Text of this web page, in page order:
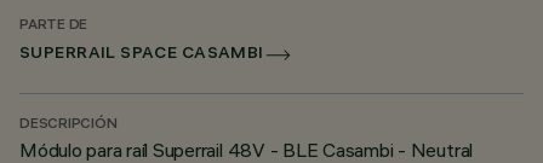
PARTE DE
SUPERRAIL SPACE CASAMBI
DESCRIPCIÓN
Módulo para raíl Superrail 48V - BLE Casambi - Neutral